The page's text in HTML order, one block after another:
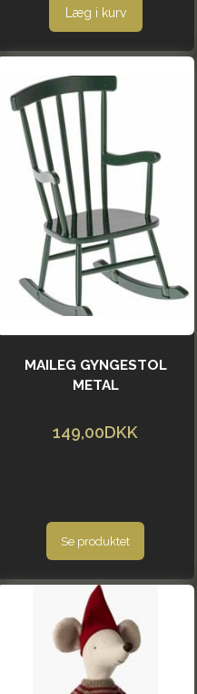
Læg i kurv
MAILEG GYNGESTOL
METAL
149,00DKK
Se produktet